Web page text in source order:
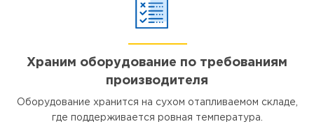
Храним оборудование по требованиям
производителя
Оборудование хранится на сухом отапливаемом складе,
где поддерживается ровная температура.